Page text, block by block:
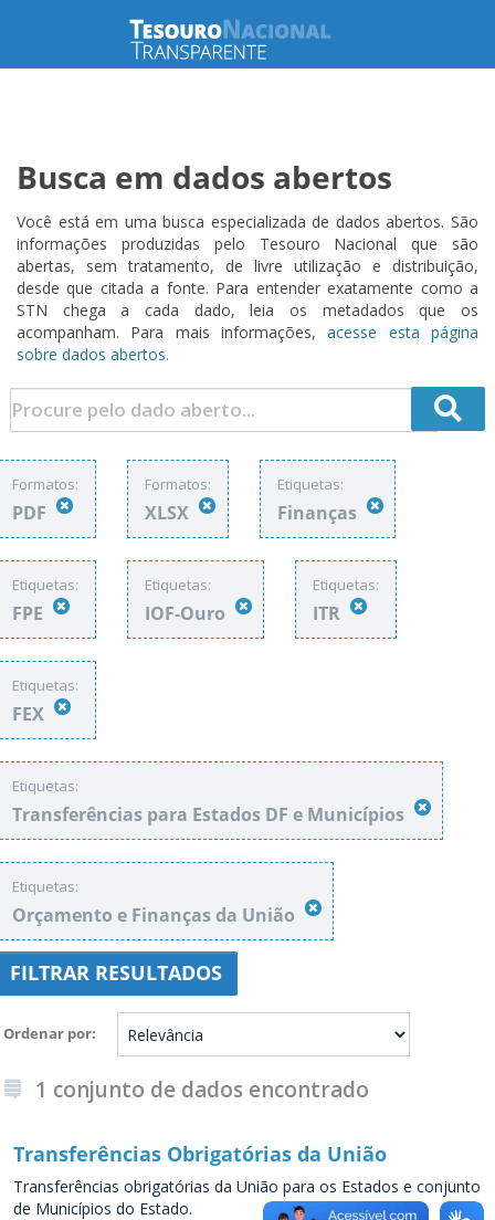
Busca em dados abertos
Você está em uma busca especializada de dados abertos. São
informações produzidas pelo Tesouro Nacional que são
abertas, sem tratamento, de livre utilização e distribuição,
desde que citada a fonte. Para entender exatamente como a
STN chega a cada dado, leia os metadados que os
acompanham. Para mais informações,acesse esta página
sobre dados abertos.
Formatos:
PDF
Formatos:
XLSX
Etiquetas:
Finanças
Etiquetas:
FPE
Etiquetas:
IOF-Ouro
Etiquetas:
ITR
Etiquetas:
FEX
Etiquetas:
Transferências para Estados DF e Municípios
Etiquetas:
Orçamento e Finanças da União
FILTRAR RESULTADOS
Ordenar por
1 conjunto de dados encontrado
Transferências Obrigatórias da União
Transferências obrigatórias da União para os Estados e conjunto
de Municípios do Estado.